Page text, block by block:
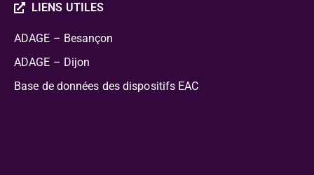
LIENS UTILES
ADAGE – Besançon
ADAGE – Dijon
Base de données des dispositifs EAC